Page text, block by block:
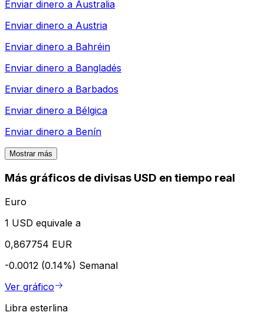
Enviar dinero a Australia
Enviar dinero a Austria
Enviar dinero a Bahréin
Enviar dinero a Bangladés
Enviar dinero a Barbados
Enviar dinero a Bélgica
Enviar dinero a Benín
Mostrar más
Más gráficos de divisas USD en tiempo real
Euro
1 USD equivale a
0,867754 EUR
-0.0012 (0.14%) Semanal
Ver gráfico
Libra esterlina